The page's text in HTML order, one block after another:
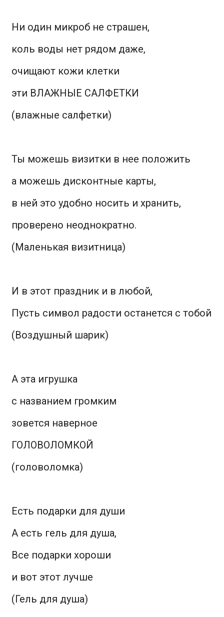
Ни один микроб не страшен,
коль воды нет рядом даже,
очищают кожи клетки
эти ВЛАЖНЫЕ САЛФЕТКИ
(влажные салфетки)
Ты можешь визитки в нее положить
а можешь дисконтные карты,
в ней это удобно носить и хранить,
проверено неоднократно.
(Маленькая визитница)
И в этот праздник и в любой,
Пусть символ радости останется с тобой
(Воздушный шарик)
А эта игрушка
с названием громким
зовется наверное
ГОЛОВОЛОМКОЙ
(головоломка)
Есть подарки для души
А есть гель для душа,
Все подарки хороши
и вот этот лучше
(Гель для душа)